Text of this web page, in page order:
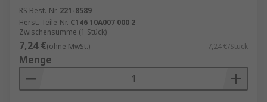
RS Best.-Nr. 221-8589
Herst. Teile-Nr. C146 10A007 000 2
Zwischensumme (1 Stück)
7,24 €(ohne MwSt.) 7,24 €/Stück
Menge